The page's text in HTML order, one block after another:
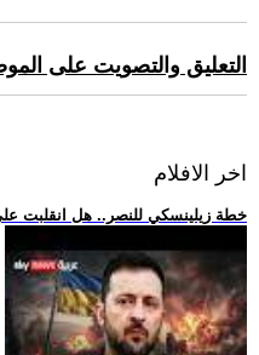
التعليق والتصويت على
اخر الافلام
.. خطة زيلينسكي للنصر.. هل انقلبت